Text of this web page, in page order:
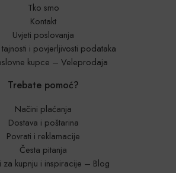
Tko smo
Kontakt
Uvjeti poslovanja
i povjerljivosti podataka
kupce – Veleprodaja
Trebate pomoć?
Načini plaćanja
Dostava i poštarina
Povrati i reklamacije
Česta pitanja
za kupnju i inspiracije – Blog